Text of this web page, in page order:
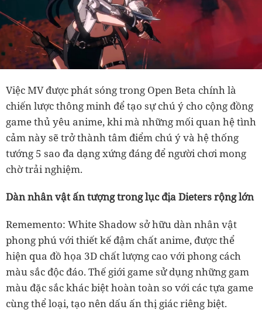
Việc MV được phát sóng trong Open Beta chính là
chiến lược thông minh để tạo sự chú ý cho cộng đồng
game thủ yêu anime, khi mà những mối quan hệ tình
cảm này sẽ trở thành tâm điểm chú ý và hệ thống
tướng 5 sao đa dạng xứng đáng để người chơi mong
chờ trải nghiệm.
Dàn nhân vật ấn tượng trong lục địa Dieters rộng lớn
Rememento: White Shadow sở hữu dàn nhân vật
phong phú với thiết kế đậm chất anime, được thể
hiện qua đồ họa 3D chất lượng cao với phong cách
màu sắc độc đáo. Thế giới game sử dụng những gam
màu đặc sắc khác biệt hoàn toàn so với các tựa game
cùng thể loại, tạo nên dấu ấn thị giác riêng biệt.